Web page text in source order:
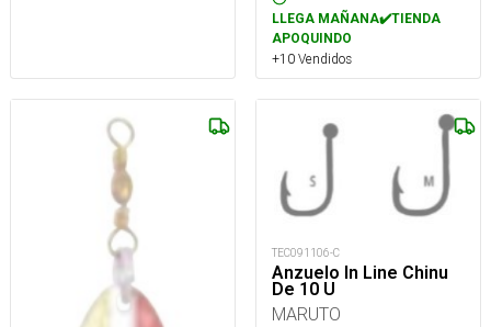
LLEGA MAÑANA✔️TIENDA
APOQUINDO
+10 Vendidos
TEC091106-C
Anzuelo In Line Chinu
De 10 U
MARUTO